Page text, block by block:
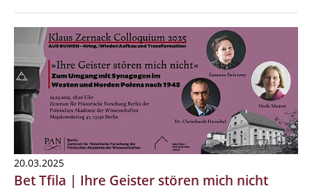
20.03.2025
Bet Tfila | Ihre Geister stören mich nicht